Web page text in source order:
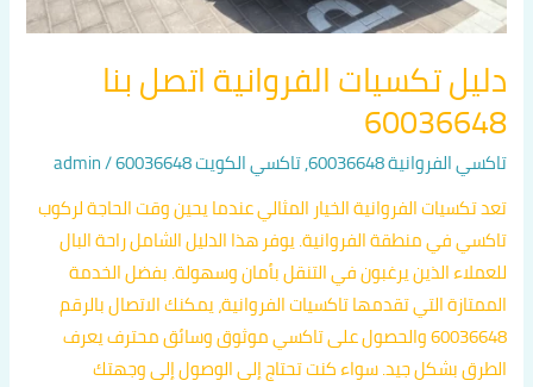
دليل تكسيات الفروانية اتصل بنا
60036648
تاكسي الفروانية 60036648 ,تاكسي الكويت 60036648 /
admin
تعد تكسيات الفروانية الخيار المثالي عندما يحين وقت الحاجة لركوب
تاكسي في منطقة الفروانية. يوفر هذا الدليل الشامل راحة البال
للعملاء الذين يرغبون في التنقل بأمان وسهولة. بفضل الخدمة
الممتازة التي تقدمها تاكسيات الفروانية، يمكنك الاتصال بالرقم
60036648 والحصول على تاكسي موثوق وسائق محترف يعرف
الطرق بشكل جيد. سواء كنت تحتاج إلى الوصول إلى وجهتك